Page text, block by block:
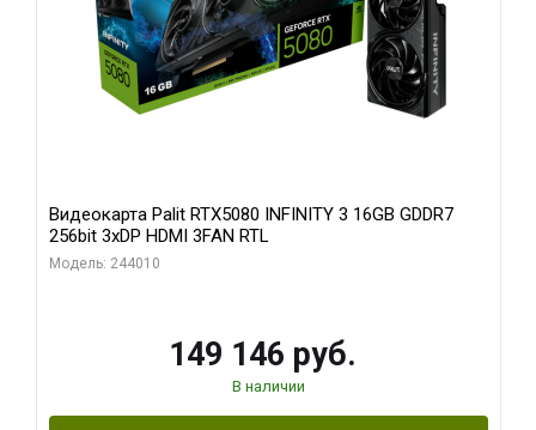
Видеокарта Palit RTX5080 INFINITY 3 16GB GDDR7
256bit 3xDP HDMI 3FAN RTL
Модель: 244010
149 146 руб.
В наличии